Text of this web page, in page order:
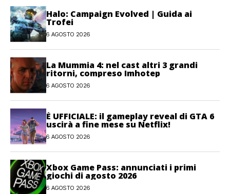
Halo: Campaign Evolved | Guida ai
Trofei
6 AGOSTO 2026
La Mummia 4: nel cast altri 3 grandi
ritorni, compreso Imhotep
6 AGOSTO 2026
È UFFICIALE: il gameplay reveal di GTA 6
uscirà a fine mese su Netflix!
6 AGOSTO 2026
Xbox Game Pass: annunciati i primi
giochi di agosto 2026
6 AGOSTO 2026